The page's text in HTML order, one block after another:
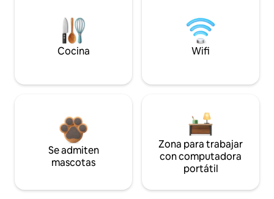
Cocina Wifi
Se admiten
mascotas
Zona para trabajar
con computadora
portátil